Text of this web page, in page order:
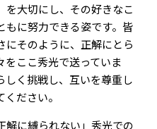
を大切にし、その好きなこ
もに努力できる姿です。皆
にそのように、正解にとら
ここ秀光で送っていま
しく挑戦し、互いを尊重し
ださい。
解に縛られない」秀光での